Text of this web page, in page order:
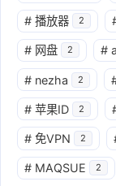
# 播放器 2
# 网盘 2 #
# nezha 2
# 苹果ID 2
# 免VPN 2
# MAQSUE 2